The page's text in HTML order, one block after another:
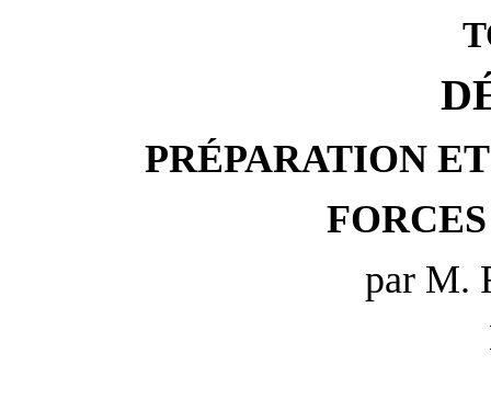
PRÉPARATION
par M.